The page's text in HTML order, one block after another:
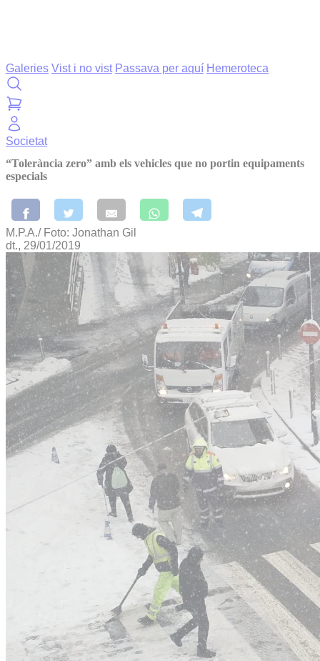
Galeries Vist i no vist Passava per aquí Hemeroteca
Societat
“Tolerància zero” amb els vehicles que no portin equipaments
especials
M.P.A./ Foto: Jonathan Gil
dt., 29/01/2019